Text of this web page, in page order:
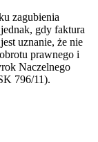
zagubienia
gdy faktura
uznanie, że nie
prawnego i
Naczelnego
796/11).